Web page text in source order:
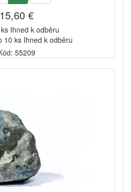
15,60 €
Ihned k odběru
10 ks Ihned k odběru
55209